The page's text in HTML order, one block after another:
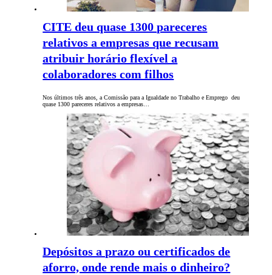
CITE deu quase 1300 pareceres
relativos a empresas que recusam
atribuir horário flexível a
colaboradores com filhos
Nos últimos três anos, a Comissão para a Igualdade no Trabalho e Emprego deu
quase 1300 pareceres relativos a empresas…
Depósitos a prazo ou certificados de
aforro, onde rende mais o dinheiro?